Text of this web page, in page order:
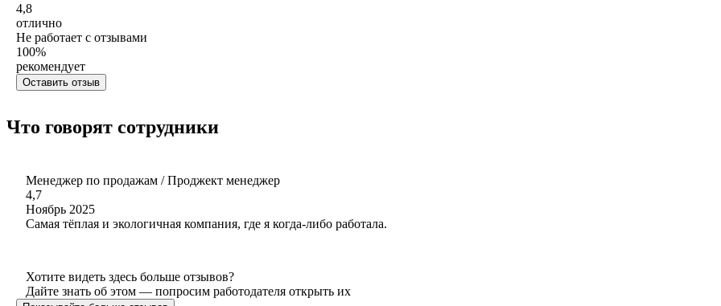
4,8
отлично
Не работает с отзывами
100%
рекомендует
Оставить отзыв
Что говорят сотрудники
Менеджер по продажам / Проджект менеджер
4,7
Ноябрь 2025
Самая тёплая и экологичная компания, где я когда-либо работала.
Хотите видеть здесь больше отзывов?
Дайте знать об этом — попросим работодателя открыть их